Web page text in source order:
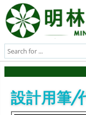
設計用筆/